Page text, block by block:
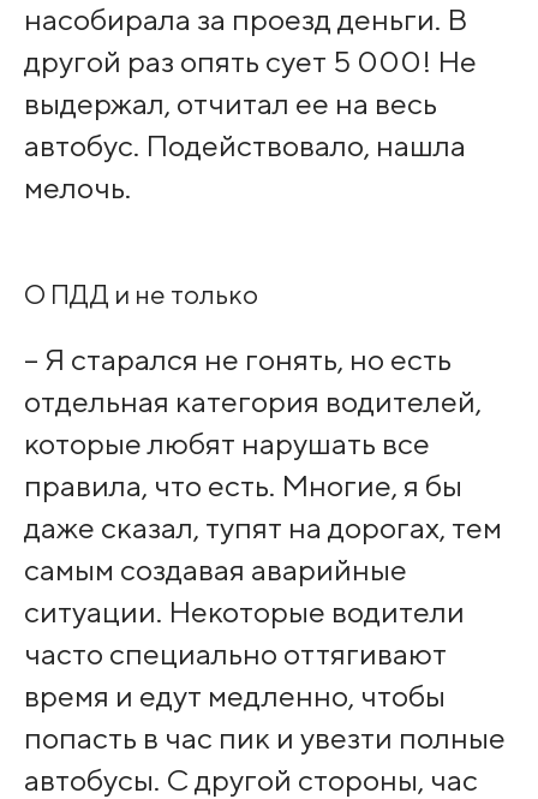
насобирала за проезд деньги. В
другой раз опять сует 5 000! Не
выдержал, отчитал ее на весь
автобус. Подействовало, нашла
мелочь.
О ПДД и не только
– Я старался не гонять, но есть
отдельная категория водителей,
которые любят нарушать все
правила, что есть. Многие, я бы
даже сказал, тупят на дорогах, тем
самым создавая аварийные
ситуации. Некоторые водители
часто специально оттягивают
время и едут медленно, чтобы
попасть в час пик и увезти полные
автобусы. С другой стороны, час